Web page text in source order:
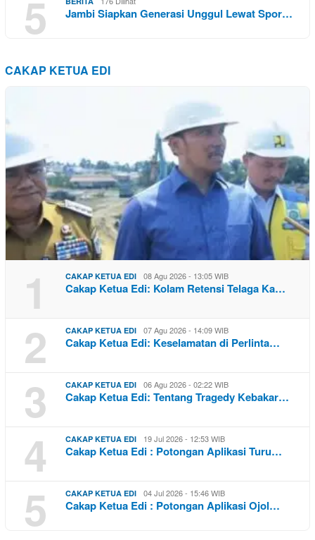
5 Jambi Siapkan Generasi Unggul Lewat Spor…
CAKAP KETUA EDI
1 CAKAP KETUA EDI 08 Agu 2026 - 13:05 WIB
Cakap Ketua Edi: Kolam Retensi Telaga Ka…
2 CAKAP KETUA EDI 07 Agu 2026 - 14:09 WIB
Cakap Ketua Edi: Keselamatan di Perlinta…
3 CAKAP KETUA EDI 06 Agu 2026 - 02:22 WIB
Cakap Ketua Edi: Tentang Tragedy Kebakar…
4 CAKAP KETUA EDI 19 Jul 2026 - 12:53 WIB
Cakap Ketua Edi : Potongan Aplikasi Turu…
5 CAKAP KETUA EDI 04 Jul 2026 - 15:46 WIB
Cakap Ketua Edi : Potongan Aplikasi Ojol…